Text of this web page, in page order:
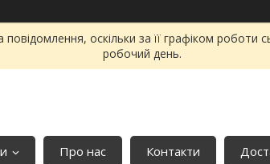
оскільки за її графіком роботи
робочий день.
Про нас Контакти